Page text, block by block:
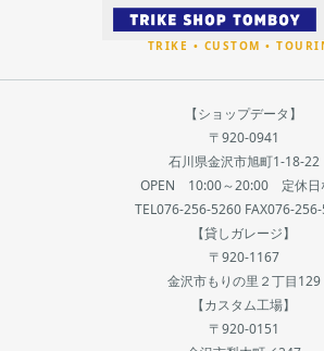
【ショップデータ】
〒920-0941
石川県金沢市旭町1-18-22
OPEN 10:00～20:00 定休日
TEL076-256-5260 FAX076-
【貸しガレージ】
〒920-1167
金沢市もりの里２丁目129
【カスタム工場】
〒920-0151